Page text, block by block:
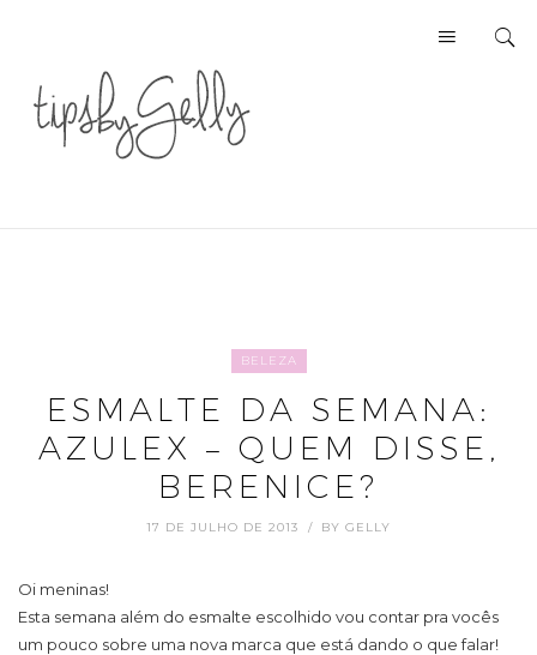
BELEZA
ESMALTE DA SEMANA:
AZULEX – QUEM DISSE,
BERENICE?
17 DE JULHO DE 2013 BY GELLY
Oi meninas!
Esta semana além do esmalte escolhido vou contar pra vocês
um pouco sobre uma nova marca que está dando o que falar!